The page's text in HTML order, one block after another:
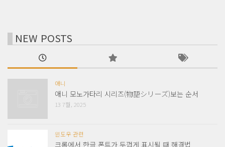
NEW POSTS
애니
애니 모노가타리 시리즈(物語シリーズ)보는 순서
13 7월, 2025
윈도우 관련
크롬에서 한글 폰트가 두껍게 표시될 때 해결법